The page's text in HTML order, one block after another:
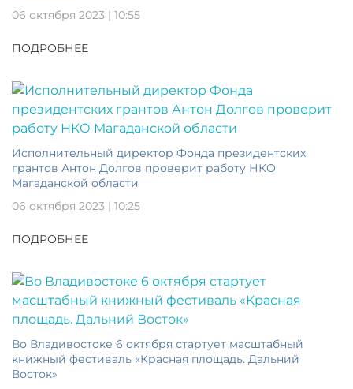
06 октября 2023 | 10:55
ПОДРОБНЕЕ
Исполнительный директор Фонда президентских
грантов Антон Долгов проверит работу НКО
Магаданской области
06 октября 2023 | 10:25
ПОДРОБНЕЕ
Во Владивостоке 6 октября стартует масштабный
книжный фестиваль «Красная площадь. Дальний
Восток»